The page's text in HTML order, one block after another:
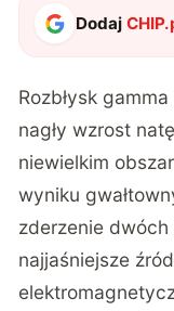
Dodaj
Rozbłysk
nagły wzrost
niewielkim
wyniku
zderzenie
najjaśniejsze